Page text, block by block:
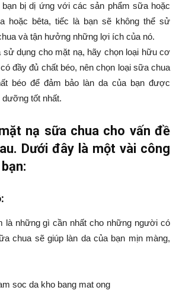
bị dị ứng với các sản phẩm sữa hoặc
hoặc bêta, tiếc là bạn sẽ không thể sử
và tận hưởng những lợi ích của nó.
sử dụng cho mặt nạ, hãy chọn loại hữu cơ
đầy đủ chất béo, nên chọn loại sữa chua
béo để đảm bảo làn da của bạn được
tốt nhất.
nạ sữa chua cho vấn đề
Dưới đây là một vài công
là những gì cần nhất cho những người có
chua sẽ giúp làn da của bạn mịn màng,